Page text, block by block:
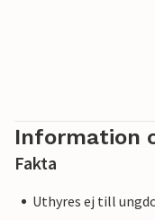
Information
Fakta
Uthyres ej till